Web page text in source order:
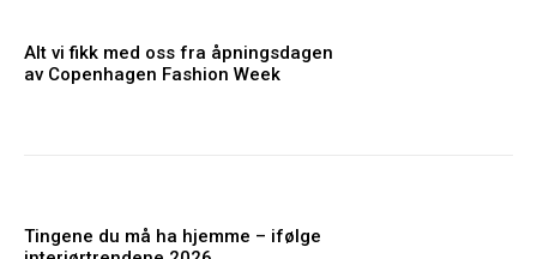
Alt vi fikk med oss fra åpningsdagen
av Copenhagen Fashion Week
Tingene du må ha hjemme – ifølge